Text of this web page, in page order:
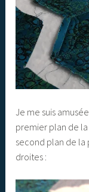
Je me suis
premier plan de
second plan de la
droites :